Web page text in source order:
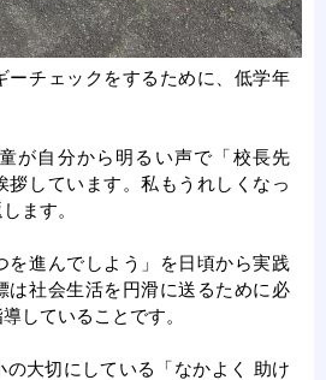
ーチェックをするために、低学年
が自分から明るい声で「校長先
拶しています。私もうれしくなっ
ます。
を進んでしよう」を日頃から実践
は社会生活を円滑に送るために必
していることです。
の大切にしている「なかよく 助け